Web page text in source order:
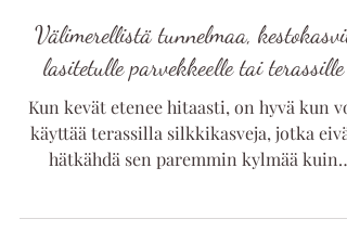
24.1.
Välimerellistä tunnelmaa, kestokasvit
lasitetulle parvekkeelle tai terassille